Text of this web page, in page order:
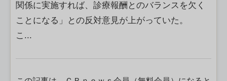
関係に実施すれば、診療報酬とのバランスを欠く
ことになる」との反対意見が上がっていた。
こ...